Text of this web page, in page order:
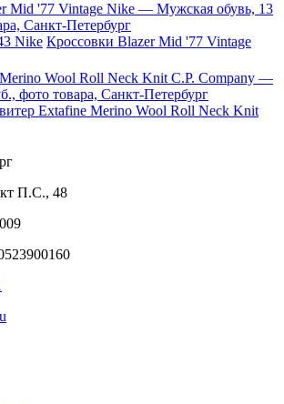
Nike Кроссовки Blazer Mid '77 Vintage
Extafine Merino Wool Roll Neck Knit
П.С., 48